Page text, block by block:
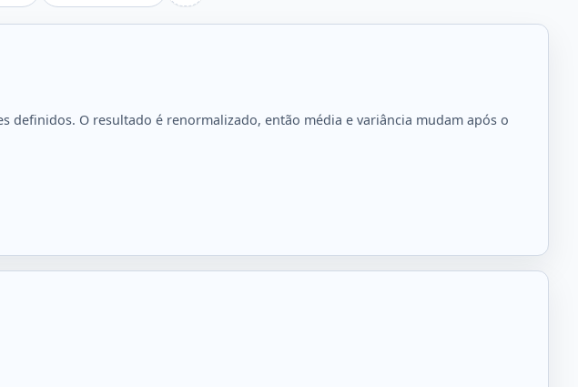
O resultado é renormalizado, então média e variância mudam após o